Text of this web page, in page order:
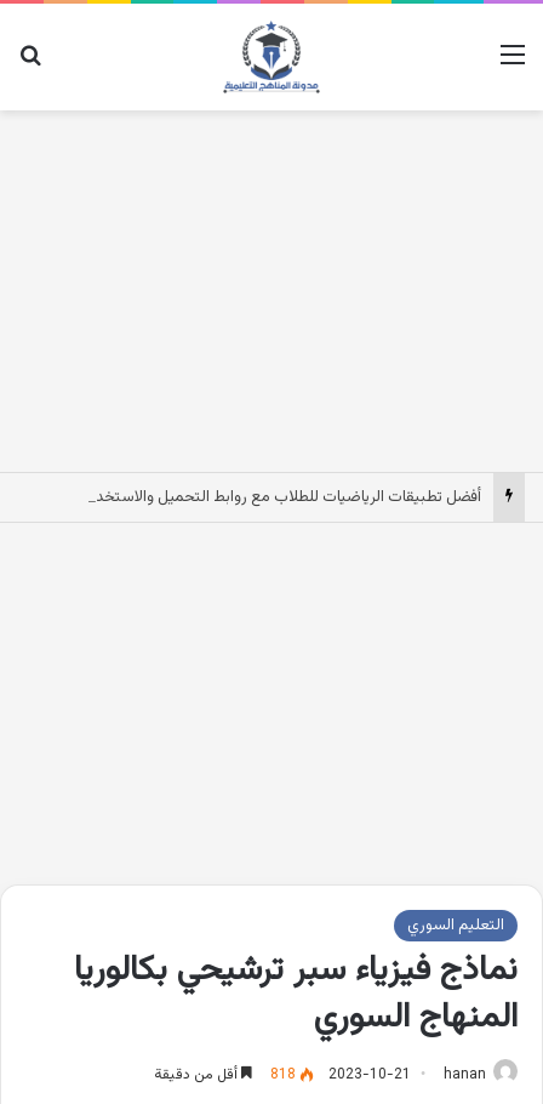
القائمة
أفضل تطبيقات الرياضيات للطلاب مع روابط التحميل والاستخدام
التعليم السوري
نماذج فيزياء سبر ترشيحي بكالوريا
المنهاج السوري
hanan
2023-10-21
818 أقل من دقيقة